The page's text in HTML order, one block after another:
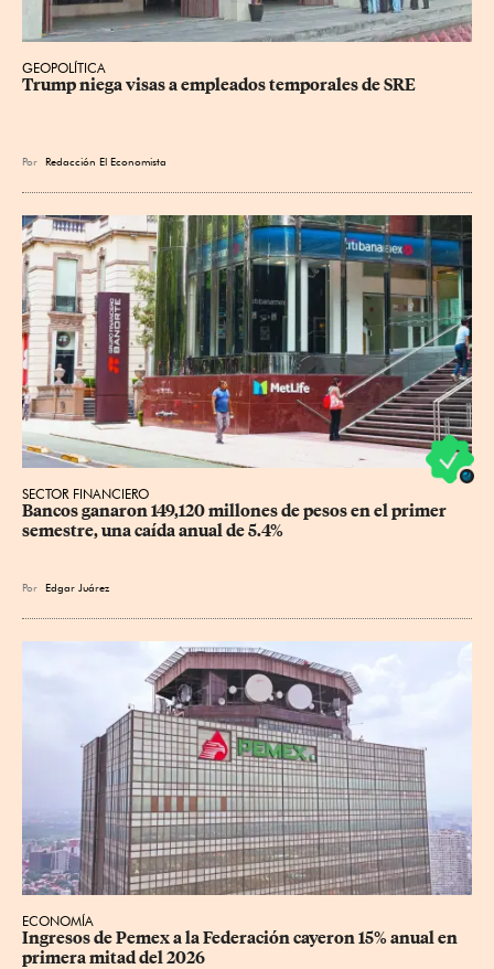
GEOPOLÍTICA
Trump niega visas a empleados temporales de SRE
Por Redacción El Economista
SECTOR FINANCIERO
Bancos ganaron 149,120 millones de pesos en el primer
semestre, una caída anual de 5.4%
Por Edgar Juárez
ECONOMÍA
Ingresos de Pemex a la Federación cayeron 15% anual en
primera mitad del 2026